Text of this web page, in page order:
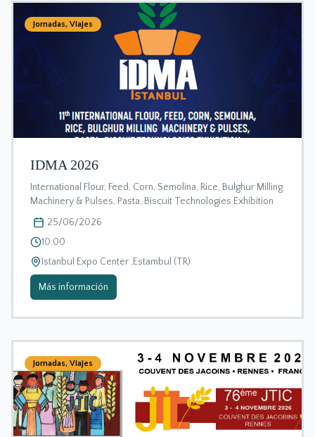
Jornadas, Viajes
IDMA 2026
International Flour, Feed, Corn, Semolina, Rice, Bulghur Milling
Machinery & Pulses, Pasta, Biscuit Technologies Exhibition
25/06/2026
10:00
Istanbul Expo Center ,Estambul (TR)
Más información
Jornadas, Viajes